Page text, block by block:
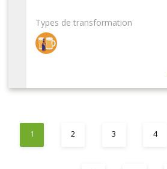
Types de transformation
1 2 3 4